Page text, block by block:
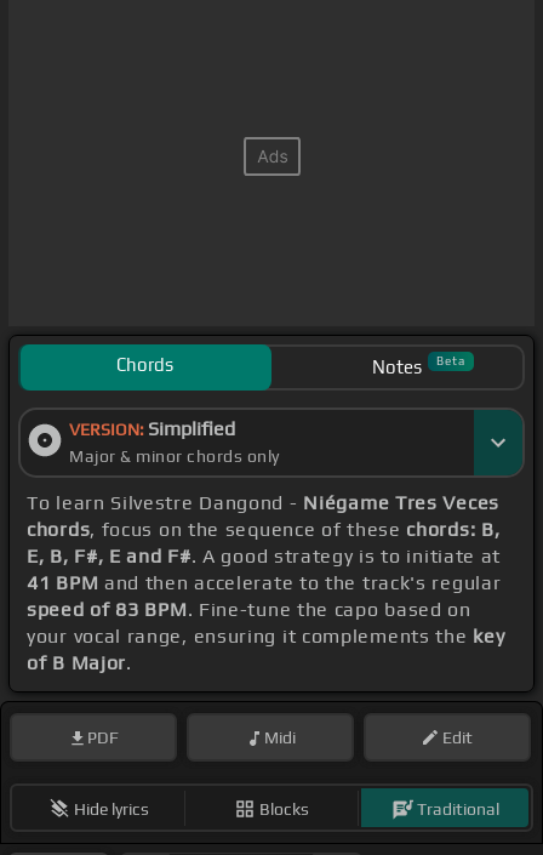
Chords Notes Beta
VERSION: Simplified
Major & minor chords only
To learn Silvestre Dangond - Niégame Tres Veces
chords, focus on the sequence of these chords: B,
E, B, F#, E and F#. A good strategy is to initiate at
41 BPM and then accelerate to the track's regular
speed of 83 BPM. Fine-tune the capo based on
your vocal range, ensuring it complements the key
of B Major.
PDF Midi Edit
Hide lyrics Blocks Traditional